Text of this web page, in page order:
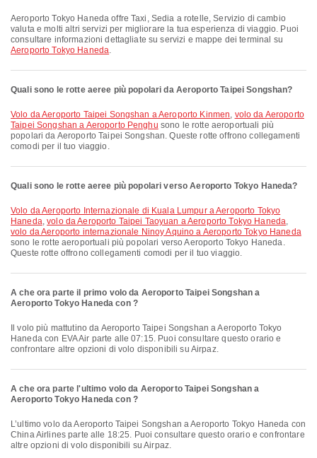
Aeroporto Tokyo Haneda offre Taxi, Sedia a rotelle, Servizio di cambio
valuta e molti altri servizi per migliorare la tua esperienza di viaggio. Puoi
consultare informazioni dettagliate su servizi e mappe dei terminal su
Aeroporto Tokyo Haneda.
Quali sono le rotte aeree più popolari da Aeroporto Taipei Songshan?
volo da Aeroporto Taipei Songshan a Aeroporto Kinmen, volo da Aeroporto
Taipei Songshan a Aeroporto Penghu sono le rotte aeroportuali più
popolari da Aeroporto Taipei Songshan. Queste rotte offrono collegamenti
comodi per il tuo viaggio.
Quali sono le rotte aeree più popolari verso Aeroporto Tokyo Haneda?
volo da Aeroporto Internazionale di Kuala Lumpur a Aeroporto Tokyo
Haneda,volo da Aeroporto Taipei Taoyuan a Aeroporto Tokyo Haneda,
volo da Aeroporto internazionale Ninoy Aquino a Aeroporto Tokyo Haneda
sono le rotte aeroportuali più popolari verso Aeroporto Tokyo Haneda.
Queste rotte offrono collegamenti comodi per il tuo viaggio.
A che ora parte il primo volo da Aeroporto Taipei Songshan a
Aeroporto Tokyo Haneda con ?
Haneda con EVA Air parte alle 07:15. Puoi consultare questo orario e
confrontare altre opzioni di volo disponibili su Airpaz.
A che ora parte l'ultimo volo da Aeroporto Taipei Songshan a
Aeroporto Tokyo Haneda con ?
L’ultimo volo da Aeroporto Taipei Songshan a Aeroporto Tokyo Haneda con
China Airlines parte alle 18:25. Puoi consultare questo orario e confrontare
altre opzioni di volo disponibili su Airpaz.